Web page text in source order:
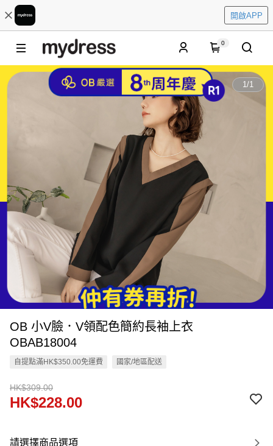
開啟APP
0
1/1
OB 小V臉．V領配色簡約長袖上衣
OBAB18004
自提點滿HK$350.00免運費 國家/地區配送
HK$309.00
HK$228.00
請選擇商品選項